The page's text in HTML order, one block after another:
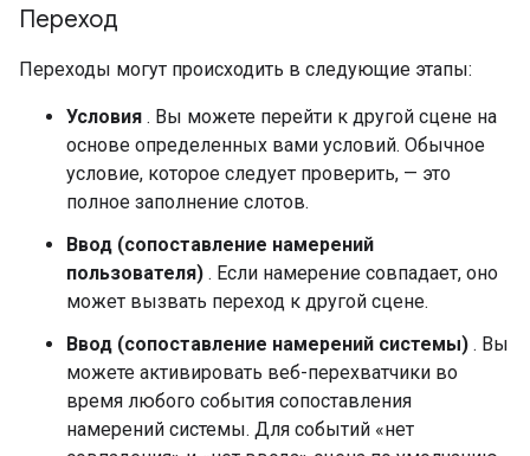
Переход
Переходы могут происходить в следующие этапы:
Условия . Вы можете перейти к другой сцене на
основе определенных вами условий. Обычное
условие, которое следует проверить, — это
полное заполнение слотов.
Ввод (сопоставление намерений
пользователя) . Если намерение совпадает, оно
может вызвать переход к другой сцене.
Ввод (сопоставление намерений системы) . Вы
можете активировать веб-перехватчики во
время любого события сопоставления
намерений системы. Для событий «нет